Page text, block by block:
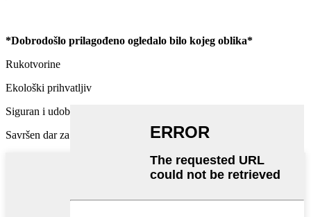
*Dobrodošlo prilagođeno ogledalo bilo kojeg oblika*
Rukotvorine
Ekološki prihvatljiv
Siguran i udoban za korištenje
Savršen dar za obitelji i prijatelje, a također i dobar umjetnički ukras